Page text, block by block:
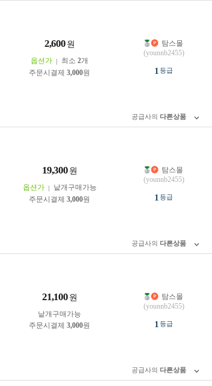
2,600 원
옵션가 최소 2개
주문시결제 3,000원
탐스몰
(younnb2455)
1 등급
공급사의 다른상품
19,300 원
옵션가
낱개구매가능
주문시결제 3,000원
탐스몰
(younnb2455)
1 등급
공급사의 다른상품
21,100 원
낱개구매가능
주문시결제 3,000원
탐스몰
(younnb2455)
1 등급
공급사의 다른상품